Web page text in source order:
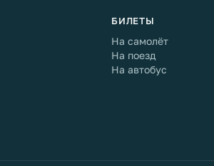
БИЛЕТЫ
На самолёт
На поезд
На автобус